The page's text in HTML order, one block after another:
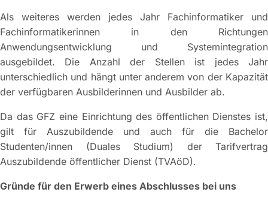
Als weiteres werden jedes Jahr Fachinformatiker und
Fachinformatikerinnen in den Richtungen
Anwendungsentwicklung und Systemintegration
ausgebildet. Die Anzahl der Stellen ist jedes Jahr
unterschiedlich und hängt unter anderem von der Kapazität
der verfügbaren Ausbilderinnen und Ausbilder ab.
Da das GFZ eine Einrichtung des öffentlichen Dienstes ist,
gilt für Auszubildende und auch für die Bachelor
Studenten/innen (Duales Studium) der Tarifvertrag
Auszubildende öffentlicher Dienst (TVAöD).
Gründe für den Erwerb eines Abschlusses bei uns